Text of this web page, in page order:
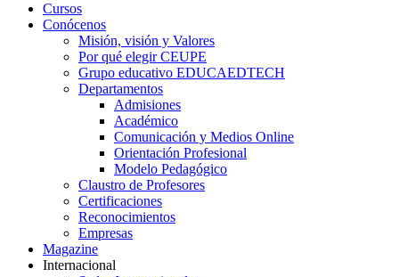
Cursos
Conócenos
Misión, visión y Valores
Por qué elegir CEUPE
Grupo educativo EDUCAEDTECH
Departamentos
Admisiones
Académico
Comunicación y Medios Online
Orientación Profesional
Modelo Pedagógico
Claustro de Profesores
Certificaciones
Reconocimientos
Empresas
Magazine
Internacional